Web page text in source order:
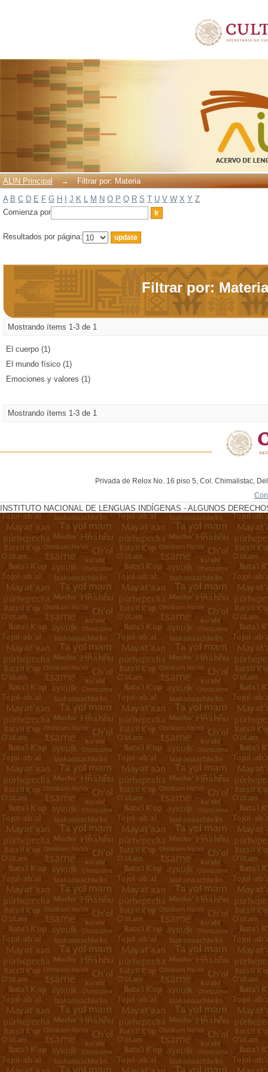
ALIN Principal →
Filtrar por: Materia
A B C D E F G H J K L M N O P Q R S T U V W X Y Z
Comienza por
Resultados por página:
Filtrar por: Materia
Mostrando ítems 1-3 de 1
El cuerpo (1)
El mundo físico (1)
Emociones y valores (1)
Mostrando ítems 1-3 de 1
Privada de Relox No. 16 piso 5, Col. Chimalistac,
INSTITUTO NACIONAL DE LENGUAS INDÍGENAS - ALGUNOS